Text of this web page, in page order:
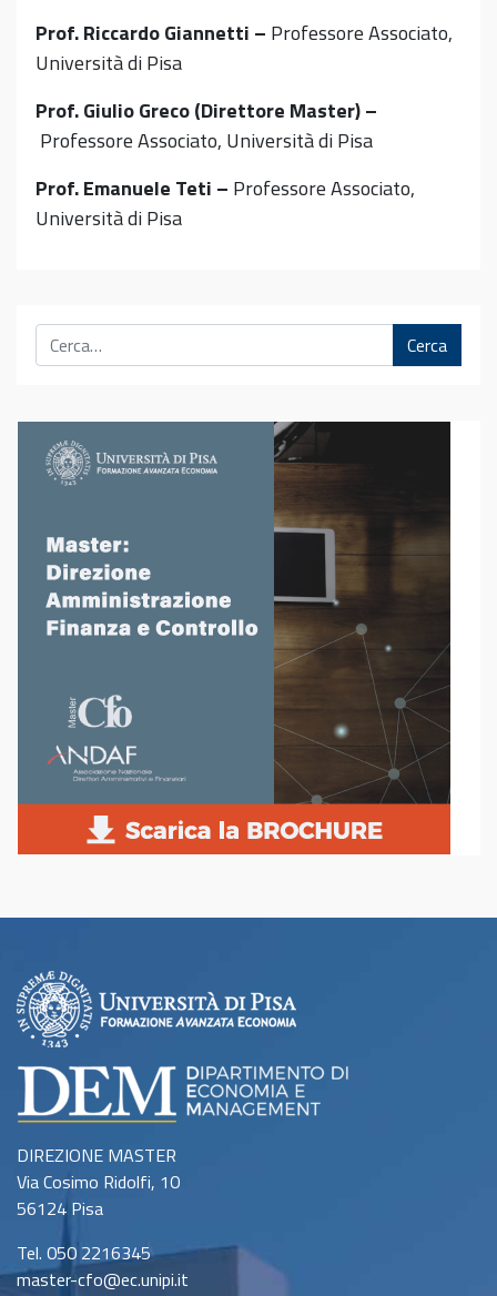
Prof. Riccardo Giannetti – Professore Associato,
Università di Pisa
Prof. Giulio Greco (Direttore Master) –
Professore Associato, Università di Pisa
Prof. Emanuele Teti – Professore Associato,
Università di Pisa
Cerca
DIREZIONE MASTER
Via Cosimo Ridolfi, 10
56124 Pisa
Tel. 050 2216345
master-cfo@ec.unipi.it